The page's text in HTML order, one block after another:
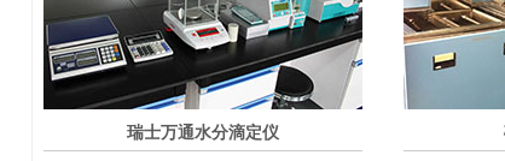
瑞士万通水分滴定仪